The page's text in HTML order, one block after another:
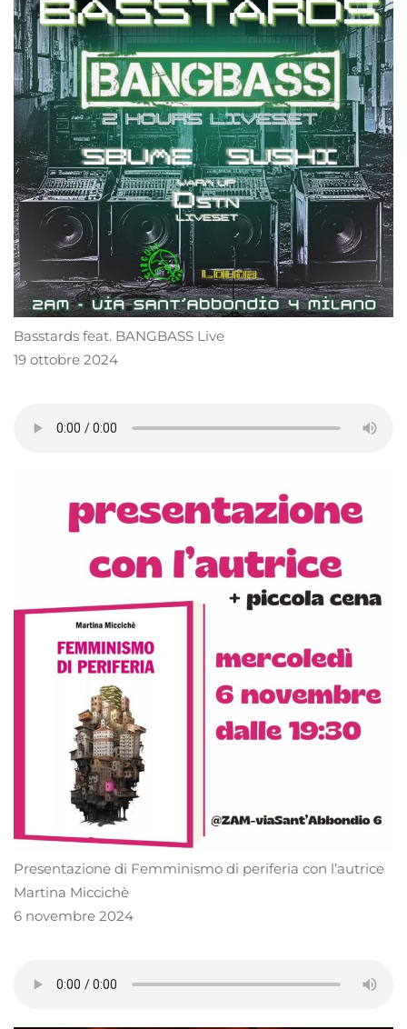
Basstards feat. BANGBASS Live
19 ottobre 2024
Presentazione di Femminismo di periferia con l’autrice
Martina Miccichè
6 novembre 2024